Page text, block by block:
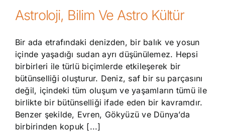
Astroloji, Bilim Ve Astro Kültür
Bir ada etrafındaki denizden, bir balık ve yosun
içinde yaşadığı sudan ayrı düşünülemez. Hepsi
birbirleri ile türlü biçimlerde etkileşerek bir
bütünselliği oluşturur. Deniz, saf bir su parçasını
değil, içindeki tüm oluşum ve yaşamların tümü ile
birlikte bir bütünselliği ifade eden bir kavramdır.
Benzer şekilde, Evren, Gökyüzü ve Dünya’da
birbirinden kopuk [...]